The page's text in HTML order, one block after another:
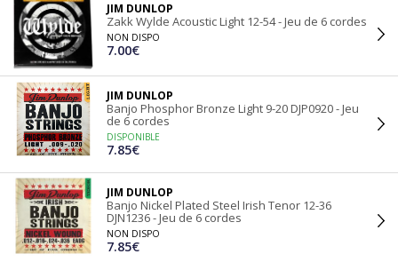
JIM DUNLOP
Zakk Wylde Acoustic Light 12-54 - Jeu de 6 cordes
NON DISPO
7.00€
JIM DUNLOP
Banjo Phosphor Bronze Light 9-20 DJP0920 - Jeu
de 6 cordes
DISPONIBLE
7.85€
JIM DUNLOP
Banjo Nickel Plated Steel Irish Tenor 12-36
DJN1236 - Jeu de 6 cordes
NON DISPO
7.85€